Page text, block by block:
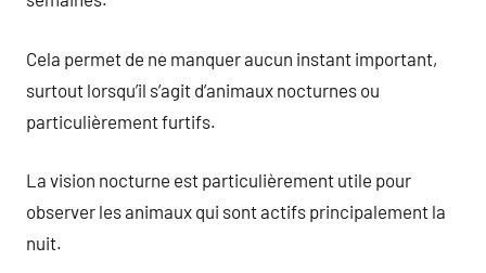
Cela permet de ne manquer aucun instant important,
surtout lorsqu’il s’agit d’animaux nocturnes ou
particulièrement furtifs.
La vision nocturne est particulièrement utile pour
observer les animaux qui sont actifs principalement la
nuit.